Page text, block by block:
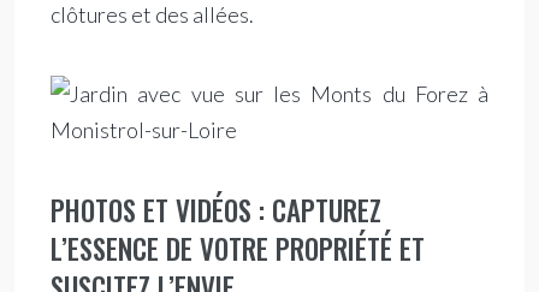
clôtures et des allées.
PHOTOS ET VIDÉOS : CAPTUREZ
L’ESSENCE DE VOTRE PROPRIÉTÉ ET